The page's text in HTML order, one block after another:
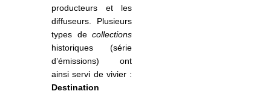
producteurs et les
diffuseurs. Plusieurs
types decollections
historiques (série
d’émissions) ont
ainsi servi de vivier :
Destination